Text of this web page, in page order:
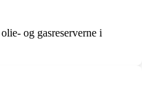
og gasreserverne i